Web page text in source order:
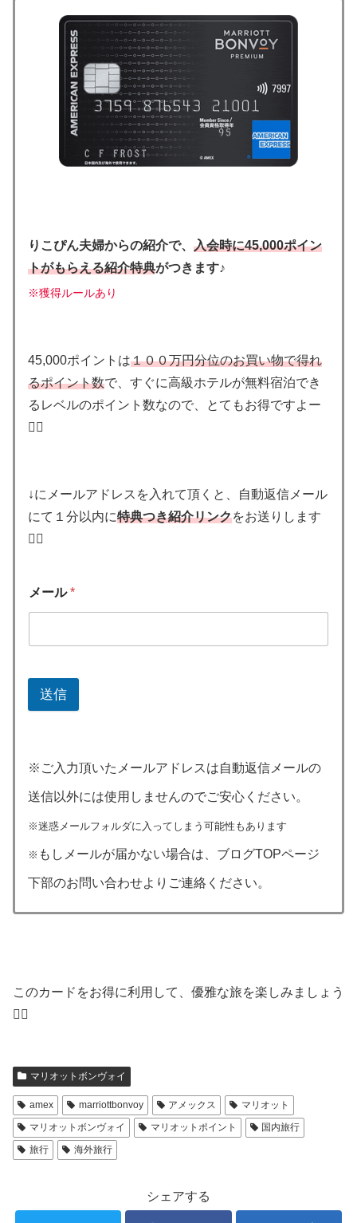
りこぴん夫婦からの紹介で、 入会時に45,000ポイン
トがもらえる紹介特典がつきます♪
※獲得ルールあり
45,000ポイントは１００万円分位のお買い物で得れ
るポイント数で、すぐに高級ホテルが無料宿泊でき
るレベルのポイント数なので、とてもお得ですよー
🙋‍♂️
↓にメールアドレスを入れて頂くと、自動返信メール
にて１分以内に特典つき紹介リンクをお送りします
🙋‍♂️
メール*
送信
※ご入力頂いたメールアドレスは自動返信メールの
送信以外には使用しませんのでご安心ください。
※迷惑メールフォルダに入ってしまう可能性もあります
※ もしメールが届かない場合は、ブログTOPページ
下部のお問い合わせよりご連絡ください。
このカードをお得に利用して、優雅な旅を楽しみましょう
🙋‍♂️
マリオットボンヴォイ
amex marriottbonvoy アメックス
マリオット
マリオットボンヴォイ
マリオットポイント
国内旅行
旅行
海外旅行
シェアする